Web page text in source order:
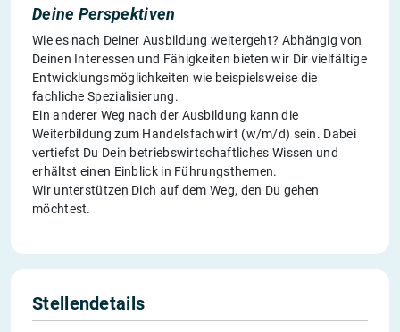
Deine Perspektiven
Wie es nach Deiner Ausbildung weitergeht? Abhängig von
Deinen Interessen und Fähigkeiten bieten wir Dir vielfältige
Entwicklungsmöglichkeiten wie beispielsweise die
fachliche Spezialisierung.
Ein anderer Weg nach der Ausbildung kann die
Weiterbildung zum Handelsfachwirt (w/m/d) sein. Dabei
vertiefst Du Dein betriebswirtschaftliches Wissen und
erhältst einen Einblick in Führungsthemen.
Wir unterstützen Dich auf dem Weg, den Du gehen
möchtest.
Stellendetails